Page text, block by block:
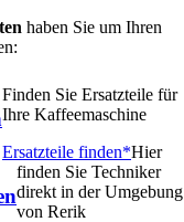
haben Sie um Ihren
Finden Sie Ersatzteile für
Ihre Kaffeemaschine
Ersatzteile finden*Hier
finden Sie Techniker
direkt in der Umgebung
von Rerik